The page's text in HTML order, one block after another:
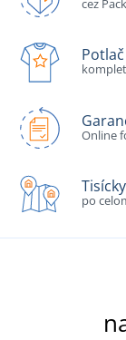
cez
Online
po